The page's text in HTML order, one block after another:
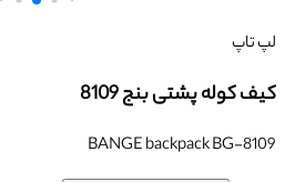
لپ تاپ
کیف کوله پشتی بنج 8109
BANGE backpack BG-8109